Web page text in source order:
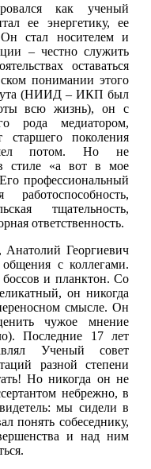
как ученый
ее энергетику, ее
стал носителем и
– честно служить
оставаться
понимании этого
(НИИД – ИКП был
всю жизнь), он с
рода медиатором,
поколения
потом. Но не
в стиле «а вот в мое
профессиональный
тщательность,
ответственность.
Георгиевич
с коллегами.
и планктон. Со
он никогда
смысле. Он
чужое мнение
Последние 17 лет
Ученый совет
разной степени
Но никогда он не
небрежно, в
мы сидели в
понять собеседнику,
и над ним